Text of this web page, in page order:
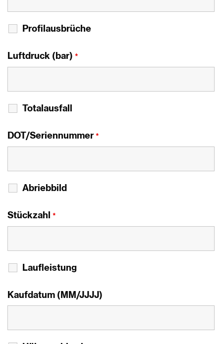
Profilausbrüche
Luftdruck (bar) *
Totalausfall
DOT/Seriennummer *
Abriebbild
Stückzahl *
Laufleistung
Kaufdatum (MM/JJJJ)